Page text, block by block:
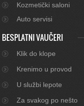
Kozmetički saloni
Auto servisi
BESPLATNI VAUČERI
Klik do klope
Krenimo u provod
U službi lepote
Za svakog po nešto